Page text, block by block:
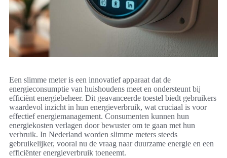
Een slimme meter is een innovatief apparaat dat de
energieconsumptie van huishoudens meet en ondersteunt bij
efficiënt energiebeheer. Dit geavanceerde toestel biedt gebruikers
waardevol inzicht in hun energieverbruik, wat cruciaal is voor
effectief energiemanagement. Consumenten kunnen hun
energiekosten verlagen door bewuster om te gaan met hun
verbruik. In Nederland worden slimme meters steeds
gebruikelijker, vooral nu de vraag naar duurzame energie en een
efficiënter energieverbruik toeneemt.